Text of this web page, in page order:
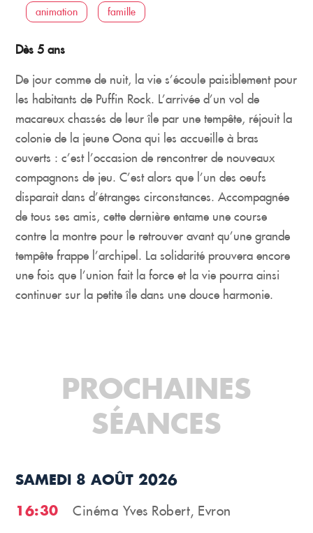
animation famille
Dès 5 ans
De jour comme de nuit, la vie s’écoule paisiblement pour
les habitants de Puffin Rock. L’arrivée d’un vol de
macareux chassés de leur île par une tempête, réjouit la
colonie de la jeune Oona qui les accueille à bras
ouverts : c’est l’occasion de rencontrer de nouveaux
compagnons de jeu. C’est alors que l’un des oeufs
disparait dans d’étranges circonstances. Accompagnée
de tous ses amis, cette dernière entame une course
contre la montre pour le retrouver avant qu’une grande
tempête frappe l’archipel. La solidarité prouvera encore
une fois que l’union fait la force et la vie pourra ainsi
continuer sur la petite île dans une douce harmonie.
PROCHAINES
SÉANCES
SAMEDI 8 AOÛT 2026
16:30 Cinéma Yves Robert, Evron